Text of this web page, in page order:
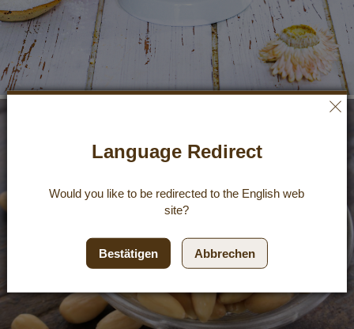
Language Redirect
Would you like to be redirected to the English web
site?
Bestätigen Abbrechen